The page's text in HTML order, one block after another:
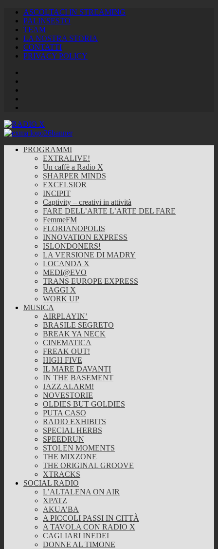
ASCOLTACI IN STREAMING
PALINSESTO
TEAM
LA NOSTRA STORIA
CONTATTI
PRIVACY POLICY
PROGRAMMI
EXTRALIVE!
Un caffè a Radio X
SHARPER MINDS
EXCELSIOR
INCIPIT
Captivity – creativi in attività
FARE DELL’ARTE L’ARTE DEL FARE
FemmeFM
FLORIANOPOLIS
INNOVATION EXPRESS
ISLONDONERS!
LA VERSIONE DI MADRY
LOCANDA X
MEDI@EVO
TRANS EUROPE EXPRESS
RAGGI X
WORK UP
MUSICA
AIRPLAYIN’
BRASILE SEGRETO
BREAK YA NECK
CINEMATICA
FREAK OUT!
HIGH FIVE
IL MARE DAVANTI
IN THE BASEMENT
JAZZ ALARM!
NOVESTORIE
OLDIES BUT GOLDIES
PUTA CASO
RADIO EXHIBITS
SPECIAL HERBS
SPEEDRUN
STOLEN MOMENTS
THE MIXZONE
THE ORIGINAL GROOVE
XTRACKS
SOCIAL RADIO
L’ALTALENA ON AIR
XPATZ
AKUA’BA
A PICCOLI PASSI IN CITTÀ
A TAVOLA CON RADIO X
CAGLIARI INEDEI
DONNE AL TIMONE